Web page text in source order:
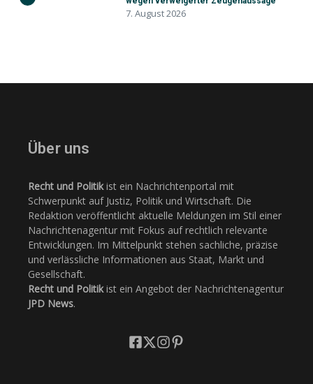
7. August 2026
Über uns
Recht und Politikist ein Nachrichtenportal mit
Schwerpunkt auf Justiz, Politik und Wirtschaft. Die
Redaktion veröffentlicht aktuelle Meldungen im Stil einer
Nachrichtenagentur mit Fokus auf rechtlich relevante
Entwicklungen. Im Mittelpunkt stehen sachliche, präzise
und verlässliche Informationen aus Staat, Markt und
Gesellschaft.
Recht und Politikist ein Angebot der Nachrichtenagentur
JPD News.